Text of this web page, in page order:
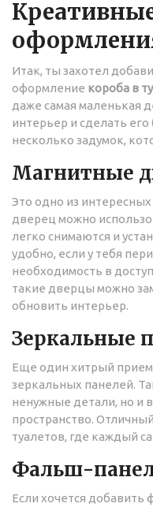
Итак, ты захотел
оформление короба в
даже самая маленькая
интерьер и сделать
несколько задумок,
Магнитные
Это одно из
дверец можно
легко снимаются и
удобно, если у тебя
необходимость в
такие дверцы можно
обновить интерьер.
Зеркальные
Еще один хитрый
зеркальных панелей.
ненужные детали, но и
пространство.
туалетов, где каждый
Фальш-
Если хочется добавить